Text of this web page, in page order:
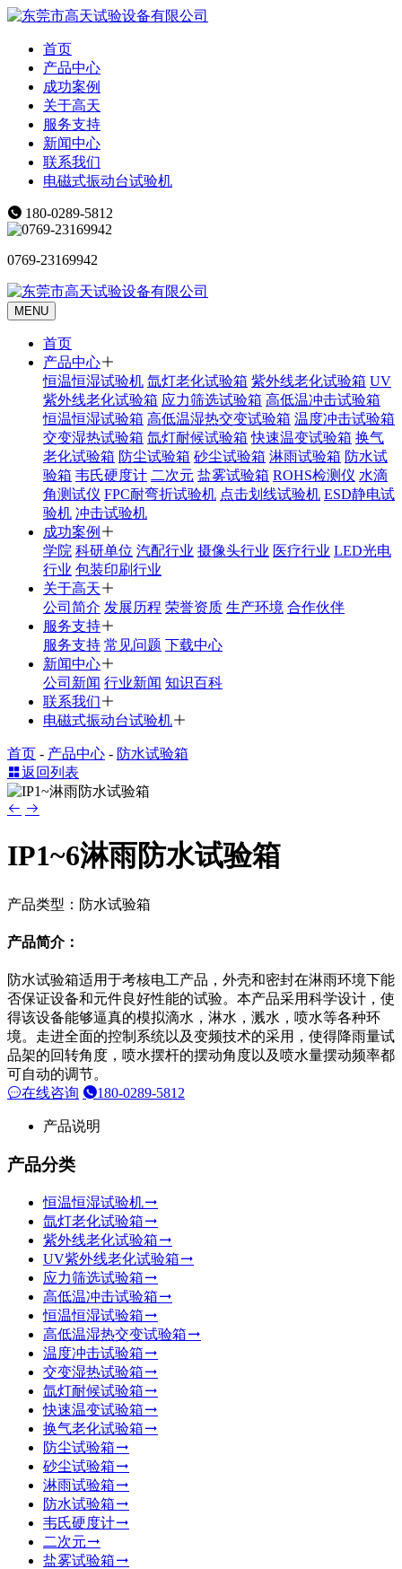
首页
产品中心
成功案例
关于高天
服务支持
新闻中心
联系我们
电磁式振动台试验机
180-0289-5812
0769-23169942
MENU
首页
产品中心
恒温恒湿试验机 氙灯老化试验箱 紫外线老化试验箱 UV
紫外线老化试验箱 应力筛选试验箱 高低温冲击试验箱
恒温恒湿试验箱 高低温湿热交变试验箱 温度冲击试验箱
交变湿热试验箱 氙灯耐候试验箱 快速温变试验箱 换气
老化试验箱 防尘试验箱 砂尘试验箱 淋雨试验箱 防水试
验箱 韦氏硬度计 二次元 盐雾试验箱 ROHS检测仪 水滴
角测试仪 FPC耐弯折试验机 点击划线试验机 ESD静电试
验机 冲击试验机
成功案例
学院 科研单位 汽配行业 摄像头行业 医疗行业 LED光电
行业 包装印刷行业
关于高天
公司简介 发展历程 荣誉资质 生产环境 合作伙伴
服务支持
服务支持 常见问题 下载中心
新闻中心
公司新闻 行业新闻 知识百科
联系我们
电磁式振动台试验机
首页 - 产品中心 - 防水试验箱
返回列表
IP1~6淋雨防水试验箱
产品类型：防水试验箱
产品简介：
防水试验箱适用于考核电工产品，外壳和密封在淋雨环境下能
否保证设备和元件良好性能的试验。本产品采用科学设计，使
得该设备能够逼真的模拟滴水，淋水，溅水，喷水等各种环
境。走进全面的控制系统以及变频技术的采用，使得降雨量试
品架的回转角度，喷水摆杆的摆动角度以及喷水量摆动频率都
可自动的调节。
在线咨询
180-0289-5812
产品说明
产品分类
恒温恒湿试验机
氙灯老化试验箱
紫外线老化试验箱
UV紫外线老化试验箱
应力筛选试验箱
高低温冲击试验箱
恒温恒湿试验箱
高低温湿热交变试验箱
温度冲击试验箱
交变湿热试验箱
氙灯耐候试验箱
快速温变试验箱
换气老化试验箱
防尘试验箱
砂尘试验箱
淋雨试验箱
防水试验箱
韦氏硬度计
二次元
盐雾试验箱